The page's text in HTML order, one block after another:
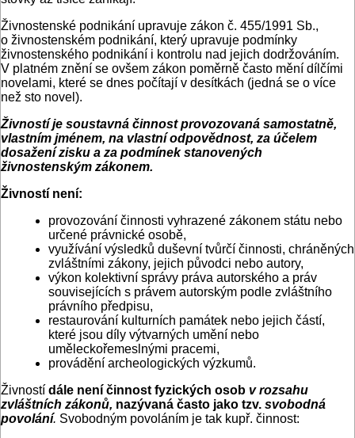
Živnostenské podnikání upravuje zákon č. 455/1991 Sb.,
o živnostenském podnikání, který upravuje podmínky
živnostenského podnikání i kontrolu nad jejich dodržováním.
V platném znění se ovšem zákon poměrně často mění dílčími
novelami, které se dnes počítají v desítkách (jedná se o více
než sto novel).
Živností je soustavná činnost provozovaná samostatně,
vlastním jménem, na vlastní odpovědnost, za účelem
dosažení zisku a za podmínek stanovených
živnostenským zákonem.
Živností není:
provozování činnosti vyhrazené zákonem státu nebo
určené právnické osobě,
využívání výsledků duševní tvůrčí činnosti, chráněných
zvláštními zákony, jejich původci nebo autory,
výkon kolektivní správy práva autorského a práv
souvisejících s právem autorským podle zvláštního
právního předpisu,
restaurování kulturních památek nebo jejich částí,
které jsou díly výtvarných umění nebo
uměleckořemeslnými pracemi,
provádění archeologických výzkumů.
Živností dále není činnost fyzických osob v rozsahu
zvláštních zákonů, nazývaná často jako tzv. svobodná
povolání. Svobodným povoláním je tak kupř. činnost: